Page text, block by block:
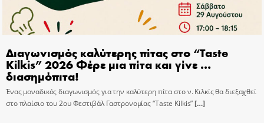
Διαγωνισμός καλύτερης πίτας στο “Taste
Kilkis” 2026 Φέρε μια πίτα και γίνε …
διασημόπιτα!
Ένας μοναδικός διαγωνισμός για την καλύτερη πίτα στο ν. Κιλκίς θα διεξαχθεί
στο πλαίσιο του 2ου Φεστιβάλ Γαστρονομίας “Taste Kilkis”[…]